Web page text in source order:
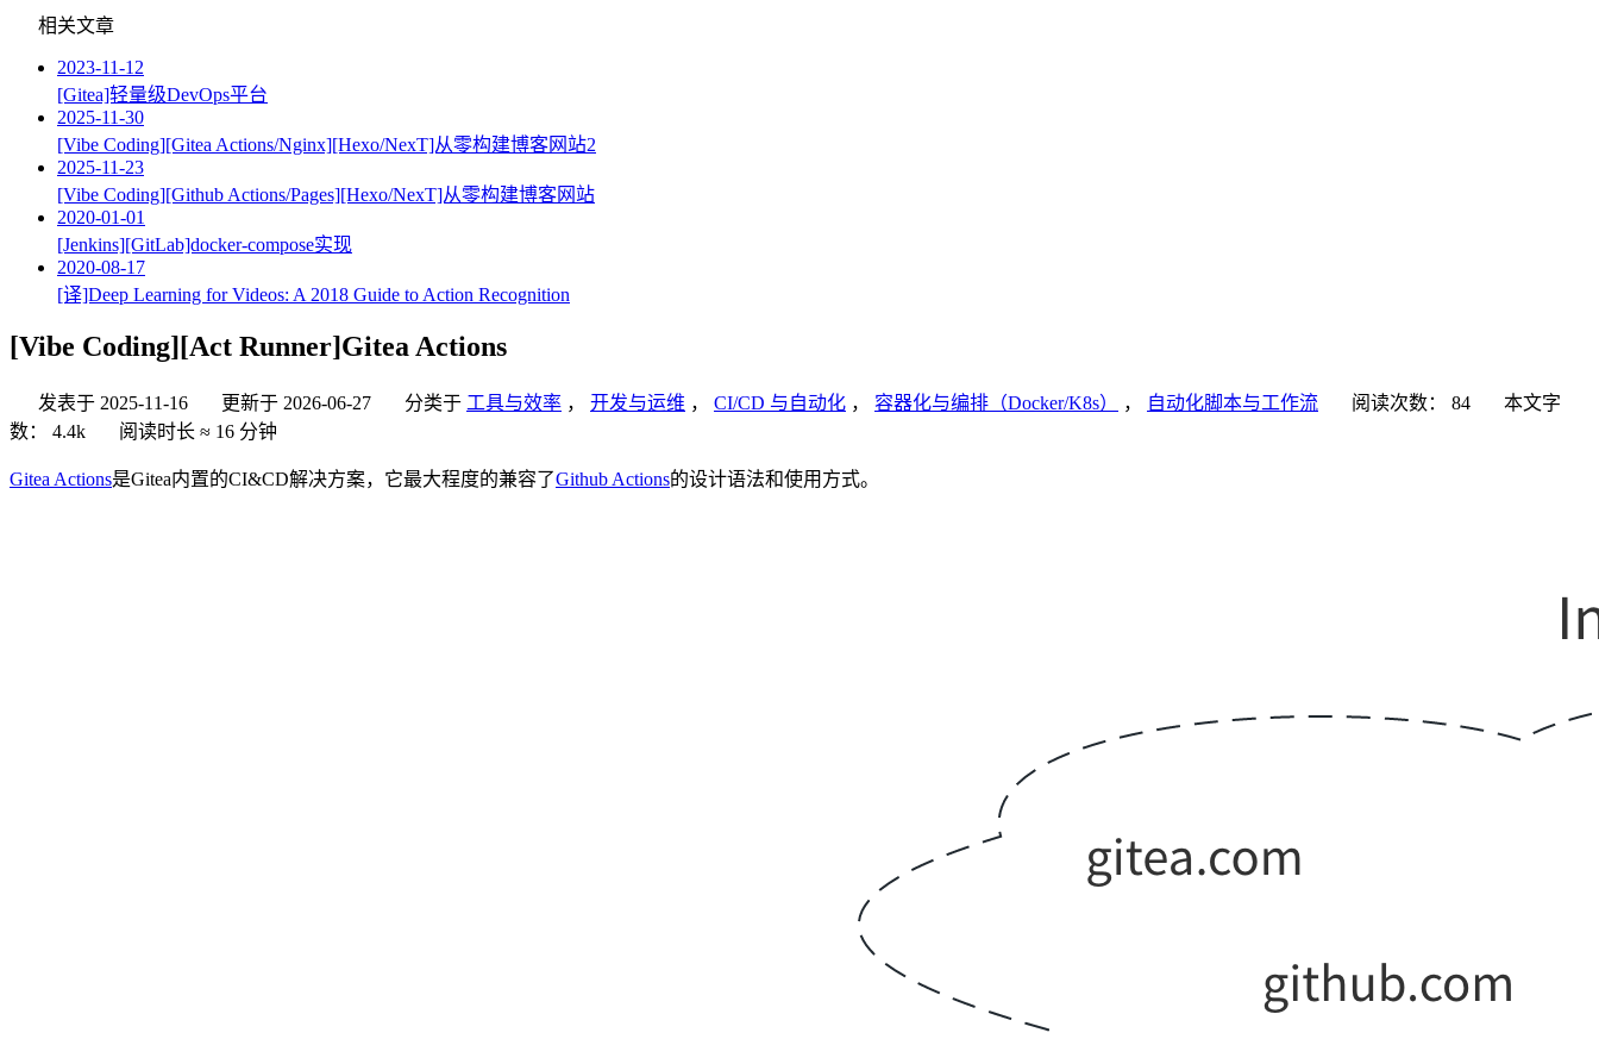
相关文章
2023-11-12
[Gitea]轻量级DevOps平台
2025-11-30
[Vibe Coding][Gitea Actions/Nginx][Hexo/NexT]从零构建博客网站2
2025-11-23
[Vibe Coding][Github Actions/Pages][Hexo/NexT]从零构建博客网站
2020-01-01
[Jenkins][GitLab]docker-compose实现
2020-08-17
[译]Deep Learning for Videos: A 2018 Guide to Action Recognition
[Vibe Coding][Act Runner]Gitea Actions
发表于 2025-11-16 更新于 2026-06-27 分类于 工具与效率 ， 开发与运维 ， CI/CD 与自动化 ， 容器化与编排（Docker/K8s） ， 自动化脚本与工作流 阅读次数： 84
本文字
数：
4.4k 阅读时长 ≈ 16 分钟
Gitea Actions是Gitea内置的CI&CD解决方案，它最大程度的兼容了Github Actions的设计语法和使用方式。